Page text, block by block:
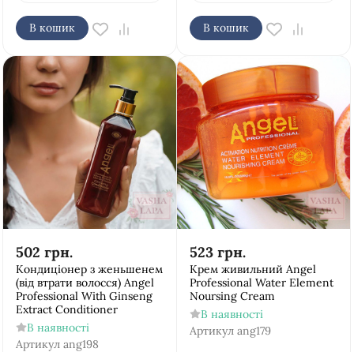
В кошик В кошик
502 грн.
Кондиціонер з женьшенем
(від втрати волосся) Аngel
Рrofessional With Ginseng
Extract Conditioner
В наявності
Артикул ang198
523 грн.
Крем живильний Аngel
Рrofessional Water Element
Noursing Cream
В наявності
Артикул ang179